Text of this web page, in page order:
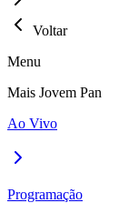
Voltar
Menu
Mais Jovem Pan
Ao Vivo
Programação